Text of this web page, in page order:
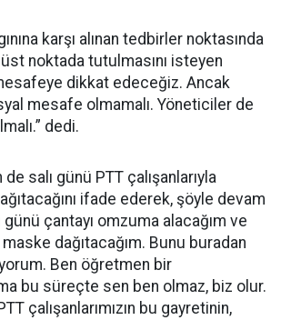
karşı alınan tedbirler noktasında
noktada tutulmasını isteyen
dikkat edeceğiz. Ancak
mesafe olmamalı. Yöneticiler de
dedi.
salı günü PTT çalışanlarıyla
ifade ederek, şöyle devam
günü çantayı omzuma alacağım ve
dağıtacağım. Bunu buradan
Ben öğretmen bir
bu süreçte sen ben olmaz, biz olur.
çalışanlarımızın bu gayretinin,